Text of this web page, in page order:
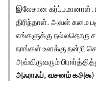
இலேசான
திரிந்தாள். அவள்
எங்களுக்கு நல்லதொரு
நாங்கள் உனக்கு நன்றி
அவ்விருவரும்
அஃராஃப், வசனம் ௧௮௯)